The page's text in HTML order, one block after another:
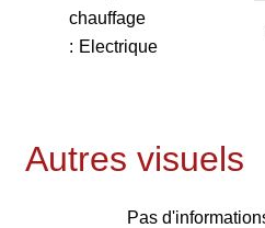
chauffage
Electrique
Autres visuels
Pas